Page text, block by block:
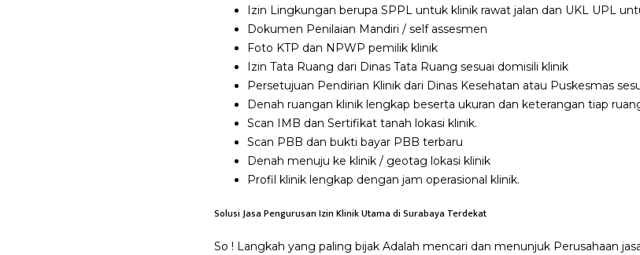
Izin Lingkungan berupa SPPL untuk klinik rawat jalan dan UKL UPL
Dokumen Penilaian Mandiri / self assesmen
Foto KTP dan NPWP pemilik klinik
Izin Tata Ruang dari Dinas Tata Ruang sesuai domisili klinik
Persetujuan Pendirian Klinik dari Dinas Kesehatan atau Puskesmas
Denah ruangan klinik lengkap beserta ukuran dan keterangan tiap
Scan IMB dan Sertifikat tanah lokasi klinik.
Scan PBB dan bukti bayar PBB terbaru
Denah menuju ke klinik / geotag lokasi klinik
Profil klinik lengkap dengan jam operasional klinik.
Solusi Jasa Pengurusan Izin Klinik Utama di Surabaya Terdekat
So ! Langkah yang paling bijak Adalah mencari dan menunjuk Perusahaan